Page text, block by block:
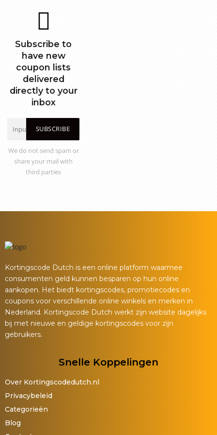
Subscribe to
have new
coupon lists
delivered
directly to your
inbox
SUBSCRIBE
We do not send spam or
share your mail with
third parties
Kortingscode Dutch is een online platform waarmee
consumenten geld kunnen besparen op hun online
aankopen. Het biedt kortingscodes, promotiecodes en
coupons voor verschillende online winkels en merken in
Nederland. Kortingscode Dutch werkt zijn website dagelijks
bij met nieuwe en geldige kortingscodes voor zijn
gebruikers.
Snelle Koppelingen
Over Kortingscodedutch.nl
Privacybeleid
Categorieën
Blog